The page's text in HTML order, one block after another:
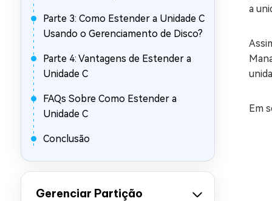
Parte 3: Como Estender a Unidade C
Usando o Gerenciamento de Disco?
Parte 4: Vantagens de Estender a
Unidade C
FAQs Sobre Como Estender a
Unidade C
Conclusão
Gerenciar Partição
a
Em